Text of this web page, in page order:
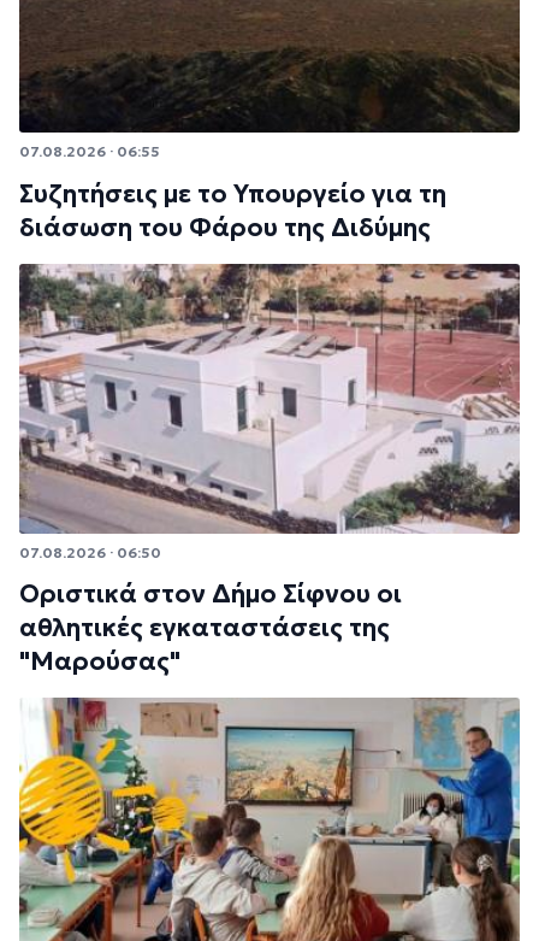
07.08.2026 · 06:55
Συζητήσεις με το Υπουργείο για τη
διάσωση του Φάρου της Διδύμης
07.08.2026 · 06:50
Οριστικά στον Δήμο Σίφνου οι
αθλητικές εγκαταστάσεις της
"Μαρούσας"